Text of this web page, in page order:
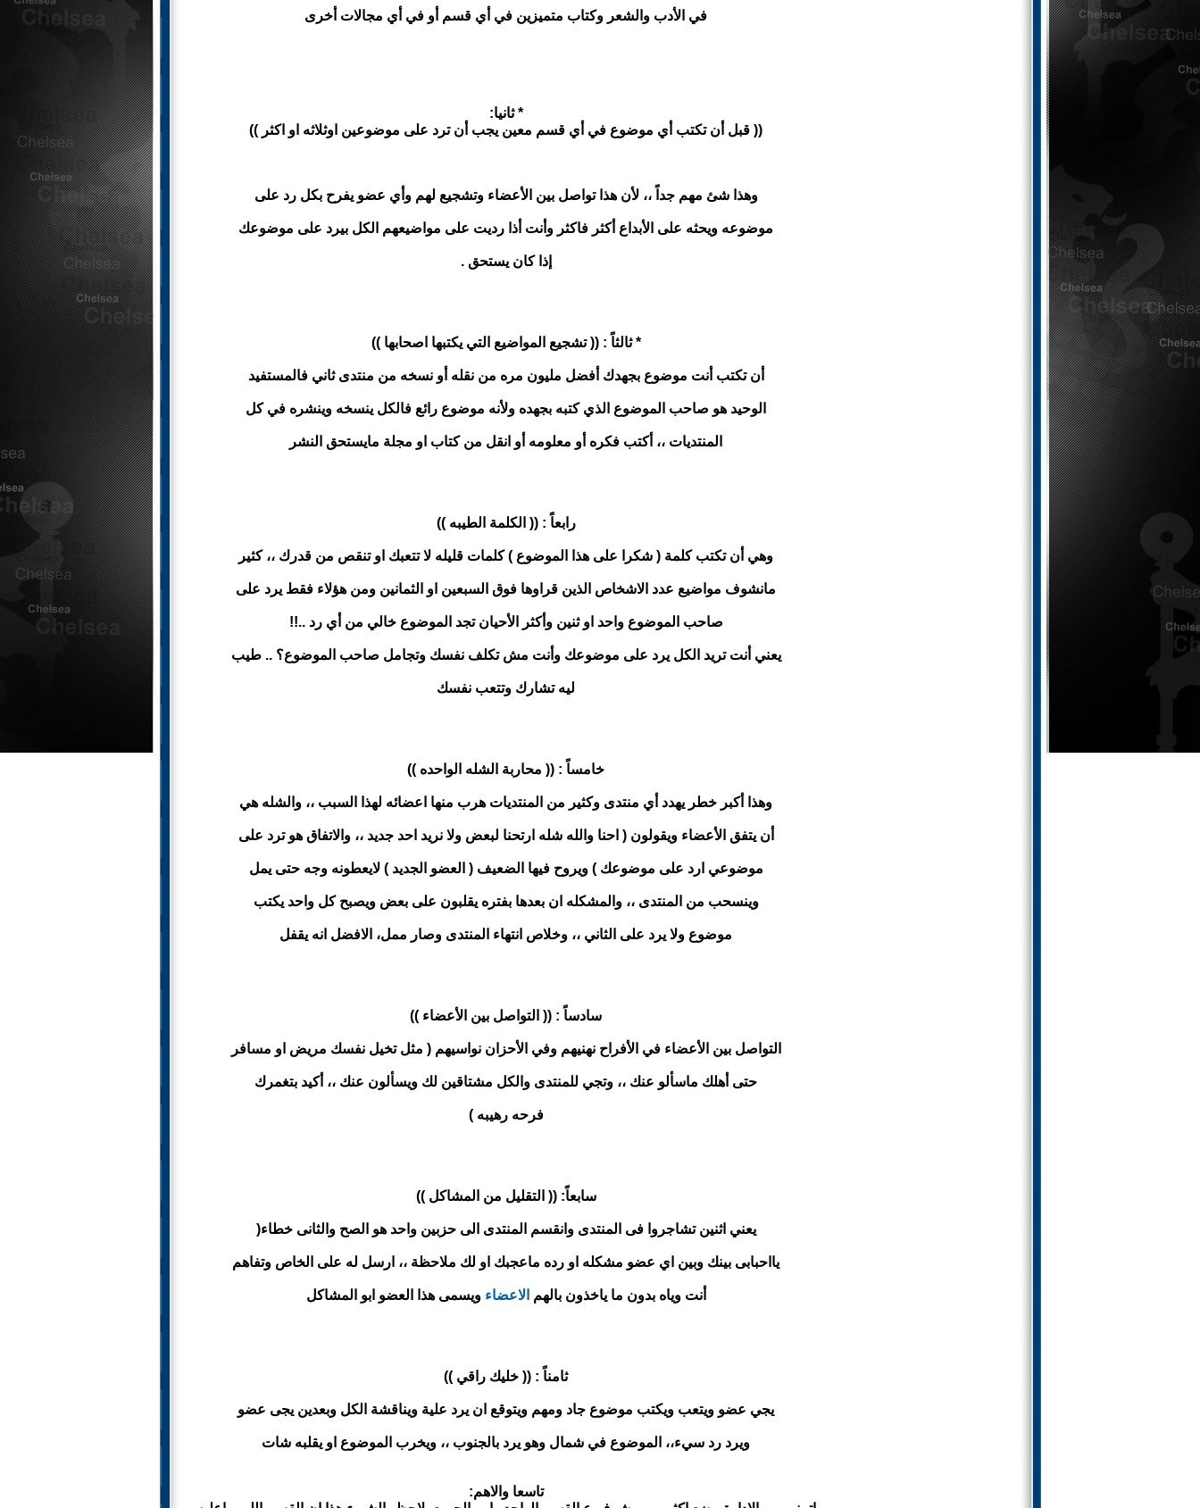
في الأدب والشعر وكتاب متميزين في أي قسم أو في أي مجالات أخرى
* ثانيا:
(( قبل أن تكتب أي موضوع في أي قسم معين يجب أن ترد على موضوعين اوثلاثه او اكثر ))
وهذا شئ مهم جداً ،، لأن هذا تواصل بين الأعضاء وتشجيع لهم وأي عضو يفرح بكل رد على
موضوعه ويحثه على الأبداع أكثر فاكثر وأنت أذا رديت على مواضيعهم الكل بيرد على موضوعك
إذا كان يستحق .
* ثالثاً : (( تشجيع المواضيع التي يكتبها اصحابها ))
أن تكتب أنت موضوع بجهدك أفضل مليون مره من نقله أو نسخه من منتدى ثاني فالمستفيد
الوحيد هو صاحب الموضوع الذي كتبه بجهده ولأنه موضوع رائع فالكل ينسخه وينشره في كل
المنتديات ،، أكتب فكره أو معلومه أو انقل من كتاب او مجلة مايستحق النشر
رابعاً : (( الكلمة الطيبه ))
وهي أن تكتب كلمة ( شكرا على هذا الموضوع ) كلمات قليله لا تتعبك او تنقص من قدرك ،، كثير
مانشوف مواضيع عدد الاشخاص الذين قراوها فوق السبعين او الثمانين ومن هؤلاء فقط يرد على
صاحب الموضوع واحد او ثنين وأكثر الأحيان تجد الموضوع خالي من أي رد ..!!
يعني أنت تريد الكل يرد على موضوعك وأنت مش تكلف نفسك وتجامل صاحب الموضوع؟ .. طيب
ليه تشارك وتتعب نفسك
خامساً : (( محاربة الشله الواحده ))
وهذا أكبر خطر يهدد أي منتدى وكثير من المنتديات هرب منها اعضائه لهذا السبب ،، والشله هي
أن يتفق الأعضاء ويقولون ( احنا والله شله ارتحنا لبعض ولا نريد احد جديد ،، والاتفاق هو ترد على
موضوعي ارد على موضوعك ) ويروح فيها الضعيف ( العضو الجديد ) لايعطونه وجه حتى يمل
وينسحب من المنتدى ،، والمشكله ان بعدها بفتره يقلبون على بعض ويصبح كل واحد يكتب
موضوع ولا يرد على الثاني ،، وخلاص انتهاء المنتدى وصار ممل، الافضل انه يقفل
سادساً : (( التواصل بين الأعضاء ))
التواصل بين الأعضاء في الأفراح نهنيهم وفي الأحزان نواسيهم ( مثل تخيل نفسك مريض او مسافر
حتى أهلك ماسألو عنك ،، وتجي للمنتدى والكل مشتاقين لك ويسألون عنك ،، أكيد بتغمرك
فرحه رهيبه )
سابعاً: (( التقليل من المشاكل ))
يعني اثنين تشاجروا فى المنتدى وانقسم المنتدى الى حزبين واحد هو الصح والثانى خطاء(
يااحبابى بينك وبين اي عضو مشكله او رده ماعجبك او لك ملاحظة ،، ارسل له على الخاص وتفاهم
أنت وياه بدون ما ياخذون بالهم الاعضاءويسمى هذا العضو ابو المشاكل
ثامناً : (( خليك راقي ))
يجي عضو ويتعب ويكتب موضوع جاد ومهم ويتوقع ان يرد علية ويناقشة الكل وبعدين يجى عضو
ويرد رد سيء،، الموضوع في شمال وهو يرد بالجنوب ،، ويخرب الموضوع او يقلبه شات
تاسعا والاهم: